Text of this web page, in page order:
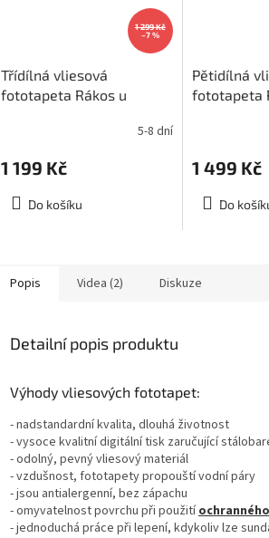
1 299 Kč
–7 %
Třídílná vliesová
fototapeta Rákos u
225x250cm, MS-3-0089
5-8 dní
1 199 Kč
Do košíku
Pětidílná
fototapeta
1 499 Kč
Do
Popis Videa (2) Diskuze
Detailní popis produktu
Výhody vliesových fototapet:
- nadstandardní kvalita, dlouhá životnost
- vysoce kvalitní digitální tisk zaručující
- odolný, pevný vliesový materiál
- vzdušnost, fototapety propouští vodní páry
- jsou antialergenní, bez zápachu
- omyvatelnost povrchu při použití
- jednoduchá práce při lepení, kdykoliv lze